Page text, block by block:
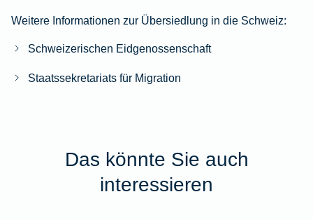
Weitere Informationen zur Übersiedlung in die Schweiz:
Schweizerischen Eidgenossenschaft
Staatssekretariats für Migration
Das könnte Sie auch
interessieren